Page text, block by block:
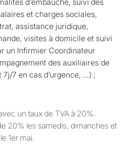
d’embauche, suivi des
et charges sociales,
assistance juridique,
visites à domicile et suivi
un Infirmier Coordinateur
des auxiliaires de
7 en cas d’urgence, …) ;
un taux de TVA à 20%.
20% les samedis, dimanches et
1er mai.